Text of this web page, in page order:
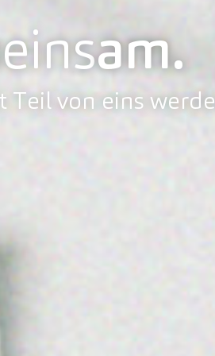
einsam.
Teil von eins